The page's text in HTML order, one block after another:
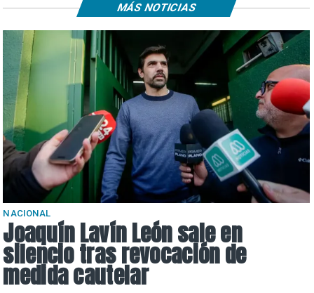
NACIONAL
Joaquín Lavín León sale en
silencio tras revocación de
medida cautelar
MÁS NOTICIAS